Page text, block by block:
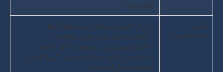
نظرسنجی
کیفی
(Qualitative)
– درک عمیق پدیده‌ها و زمینه‌های آن‌ها
– تحلیل محتوا، روایت‌ها و مشاهدات
– عدم تعمیم‌پذیری مستقیم به کل جامعه
– ابزارهایی مانند مصاحبه عمیق، گروه کانونی،
مشاهده مشارکت‌کننده